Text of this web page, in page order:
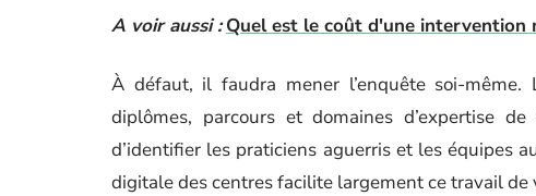
A voir aussi : Quel est le coût d'une intervention
À défaut, il faudra mener l’enquête soi-
diplômes, parcours et domaines d’expertise
d’identifier les praticiens aguerris et les équipes
digitale des centres facilite largement ce travail de